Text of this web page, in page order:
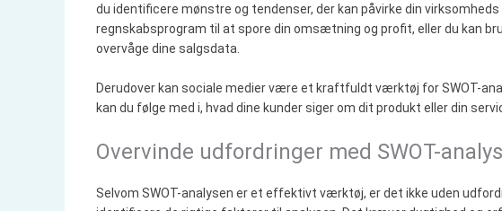
du identificere mønstre og tendenser, der kan påvirke din
regnskabsprogram til at spore din omsætning og profit, eller du kan
overvåge dine salgsdata.
Derudover kan sociale medier være et kraftfuldt værktøj for SWOT-
kan du følge med i, hvad dine kunder siger om dit produkt eller din
Overvinde udfordringer med SWOT-
Selvom SWOT-analysen er et effektivt værktøj, er det ikke uden